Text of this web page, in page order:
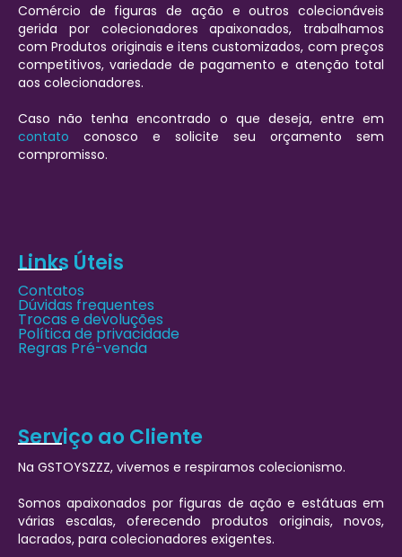
Comércio de figuras de ação e outros colecionáveis
gerida por colecionadores apaixonados, trabalhamos
com Produtos originais e itens customizados, com preços
competitivos, variedade de pagamento e atenção total
aos colecionadores.
Caso não tenha encontrado o que deseja, entre em
contato conosco e solicite seu orçamento sem
compromisso.
Links Úteis
Contatos
Dúvidas frequentes
Trocas e devoluções
Política de privacidade
Regras Pré-venda
Serviço ao Cliente
Na GSTOYSZZZ, vivemos e respiramos colecionismo.
Somos apaixonados por figuras de ação e estátuas em
várias escalas, oferecendo produtos originais, novos,
lacrados, para colecionadores exigentes.